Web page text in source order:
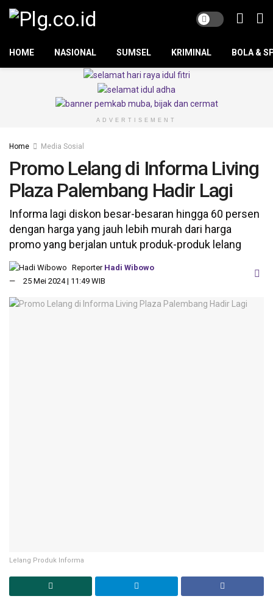
HOME NASIONAL SUMSEL KRIMINAL BOLA &
ADVERTISEMENT
Home Media Sosial
Promo Lelang di Informa Living
Plaza Palembang Hadir Lagi
Informa lagi diskon besar-besaran hingga 60 persen
dengan harga yang jauh lebih murah dari harga
promo yang berjalan untuk produk-produk lelang
Reporter Hadi Wibowo
25 Mei 2024 | 11:49 WIB
Lelang Produk Informa